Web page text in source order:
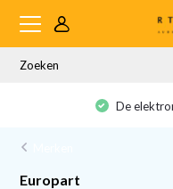
De
Europart